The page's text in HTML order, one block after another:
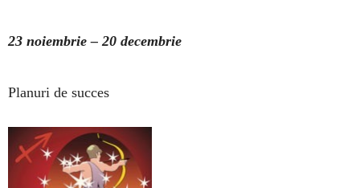
23 noiembrie – 20 decembrie
Planuri de succes